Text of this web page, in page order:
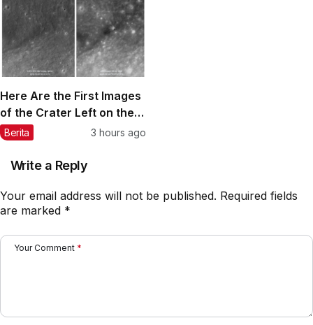
Orientation
Here Are the First Images
of the Crater Left on the
Moon by SpaceX’s Rocket
Berita 3 hours ago
Write a Reply
Your email address will not be published. Required fields
are marked *
Your Comment *